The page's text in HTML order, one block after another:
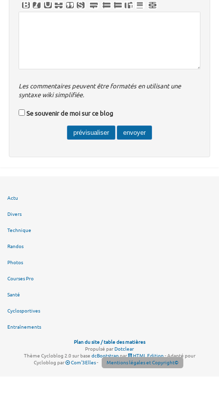
Les commentaires peuvent être formatés en utilisant une
syntaxe wiki simplifiée.
Se souvenir de moi sur ce blog
Actu
Divers
Technique
Randos
Photos
Courses Pro
Santé
Cyclosportives
Entraînements
Plan du site / table des matières
Propulsé parDotclear
Thème Cycloblog 2.0 sur base dcBootstrappar HTML Edition- Adapté pour
Cycloblog par
Com'3Elles- Mentions légales et Copyright©